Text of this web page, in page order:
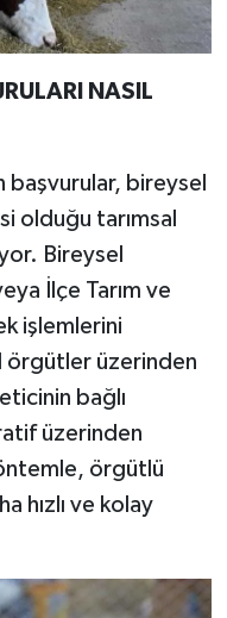
NASIL
başvurular, bireysel
olduğu tarımsal
Bireysel
İlçe Tarım ve
işlemlerini
örgütler üzerinden
bağlı
üzerinden
örgütlü
hızlı ve kolay